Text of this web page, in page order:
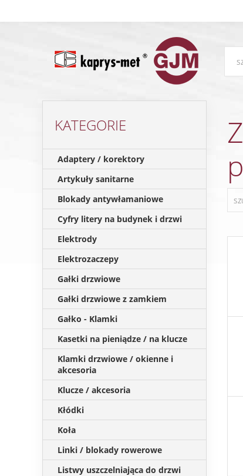
KATEGORIE
Adaptery / korektory
Artykuły sanitarne
Blokady antywłamaniowe
Cyfry litery na budynek i drzwi
Elektrody
Elektrozaczepy
Gałki drzwiowe
Gałki drzwiowe z zamkiem
Gałko - Klamki
Kasetki na pieniądze / na klucze
Klamki drzwiowe / okienne i
akcesoria
Klucze / akcesoria
Kłódki
Koła
Linki / blokady rowerowe
Listwy uszczelniająca do drzwi